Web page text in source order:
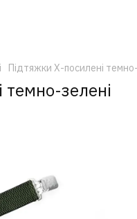
Підтяжки Х-посилені
зелені